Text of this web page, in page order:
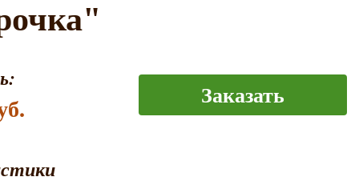
Заказать